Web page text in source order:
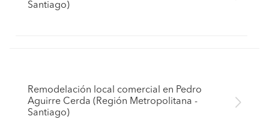
Santiago)
Remodelación local comercial en Pedro
Aguirre Cerda (Región Metropolitana -
Santiago)